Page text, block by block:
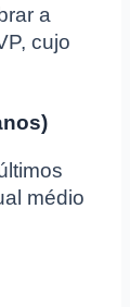
a
cujo
médio